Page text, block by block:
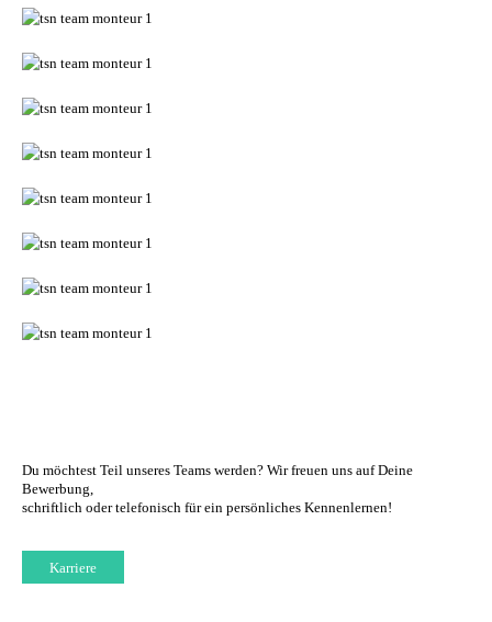
Du möchtest Teil unseres Teams werden? Wir freuen uns auf Deine
Bewerbung,
schriftlich oder telefonisch für ein persönliches Kennenlernen!
Karriere